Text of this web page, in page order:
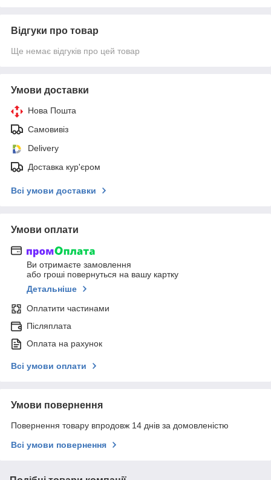
Відгуки про товар
Ще немає відгуків про цей товар
Умови доставки
Нова Пошта
Самовивіз
Delivery
Доставка кур'єром
Всі умови доставки
Умови оплати
Ви отримаєте замовлення
або гроші повернуться на вашу картку
Детальніше
Оплатити частинами
Післяплата
Оплата на рахунок
Всі умови оплати
Умови повернення
Повернення товару впродовж 14 днів за домовленістю
Всі умови повернення